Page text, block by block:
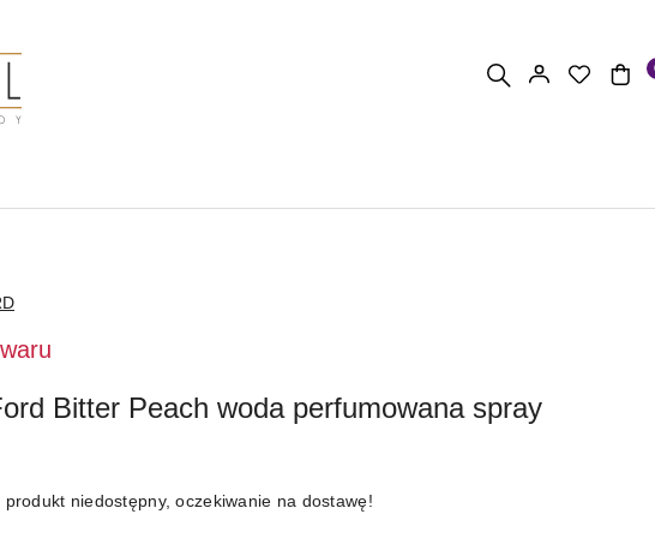
Bitter Peach woda perfumowana spray
produkt niedostępny, oczekiwanie na dostawę!